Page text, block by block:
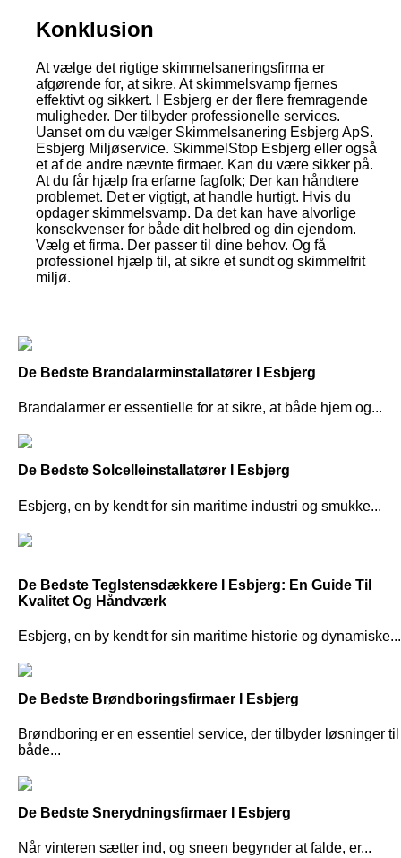
Konklusion
At vælge det rigtige skimmelsaneringsfirma er
afgørende for, at sikre. At skimmelsvamp fjernes
effektivt og sikkert. I Esbjerg er der flere fremragende
muligheder. Der tilbyder professionelle services.
Uanset om du vælger Skimmelsanering Esbjerg ApS.
Esbjerg Miljøservice. SkimmelStop Esbjerg eller også
et af de andre nævnte firmaer. Kan du være sikker på.
At du får hjælp fra erfarne fagfolk; Der kan håndtere
problemet. Det er vigtigt, at handle hurtigt. Hvis du
opdager skimmelsvamp. Da det kan have alvorlige
konsekvenser for både dit helbred og din ejendom.
Vælg et firma. Der passer til dine behov. Og få
professionel hjælp til, at sikre et sundt og skimmelfrit
miljø.
De Bedste Brandalarminstallatører I Esbjerg
Brandalarmer er essentielle for at sikre, at både hjem og...
De Bedste Solcelleinstallatører I Esbjerg
Esbjerg, en by kendt for sin maritime industri og smukke...
De Bedste Teglstensdækkere I Esbjerg: En Guide Til
Kvalitet Og Håndværk
Esbjerg, en by kendt for sin maritime historie og dynamiske...
De Bedste Brøndboringsfirmaer I Esbjerg
Brøndboring er en essentiel service, der tilbyder løsninger til
både...
De Bedste Snerydningsfirmaer I Esbjerg
Når vinteren sætter ind, og sneen begynder at falde, er...